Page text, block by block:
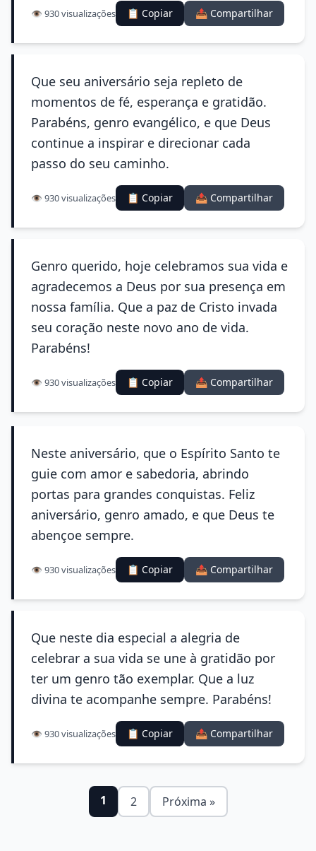
👁️ 930 visualizações 📋 Copiar 📤 Compartilhar
Que seu aniversário seja repleto de
momentos de fé, esperança e gratidão.
Parabéns, genro evangélico, e que Deus
continue a inspirar e direcionar cada
passo do seu caminho.
👁️ 930 visualizações 📋 Copiar 📤 Compartilhar
Genro querido, hoje celebramos sua vida e
agradecemos a Deus por sua presença em
nossa família. Que a paz de Cristo invada
seu coração neste novo ano de vida.
Parabéns!
👁️ 930 visualizações 📋 Copiar 📤 Compartilhar
Neste aniversário, que o Espírito Santo te
guie com amor e sabedoria, abrindo
portas para grandes conquistas. Feliz
aniversário, genro amado, e que Deus te
abençoe sempre.
👁️ 930 visualizações 📋 Copiar 📤 Compartilhar
Que neste dia especial a alegria de
celebrar a sua vida se une à gratidão por
ter um genro tão exemplar. Que a luz
divina te acompanhe sempre. Parabéns!
👁️ 930 visualizações 📋 Copiar 📤 Compartilhar
1 2 Próxima »